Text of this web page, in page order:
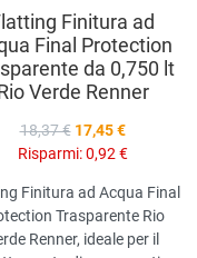
Finitura ad
Final Protection
da 0,750 lt
Verde Renner
18,37 € 17,45 €
Risparmi:0,92 €
Finitura ad Acqua Final
Trasparente Rio
Renner, ideale per il